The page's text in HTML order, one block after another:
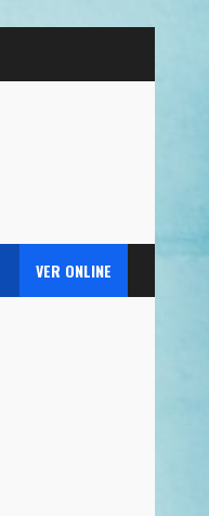
VER ONLINE